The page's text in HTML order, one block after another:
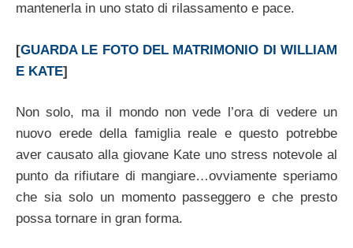
mantenerla in uno stato di rilassamento e pace.
[GUARDA LE FOTO DEL MATRIMONIO DI WILLIAM
E KATE]
Non solo, ma il mondo non vede l’ora di vedere un
nuovo erede della famiglia reale e questo potrebbe
aver causato alla giovane Kate uno stress notevole al
punto da rifiutare di mangiare…ovviamente speriamo
che sia solo un momento passeggero e che presto
possa tornare in gran forma.